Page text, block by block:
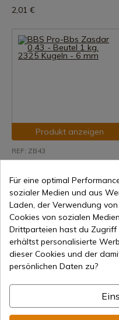
2,01 €
Produkt anzeigen
REF: ZB43
Beutel 1 kg. 2325 Kugeln - 6
mm
7-15 Tage Versand
26,50 €
Für eine optimal
sozialer Medien und aus
Laden, der Verwendung
Cookies von sozialen
Drittparteien hast du
erhältst personalisierte
dieser Cookies und der
persönlichen Daten zu?